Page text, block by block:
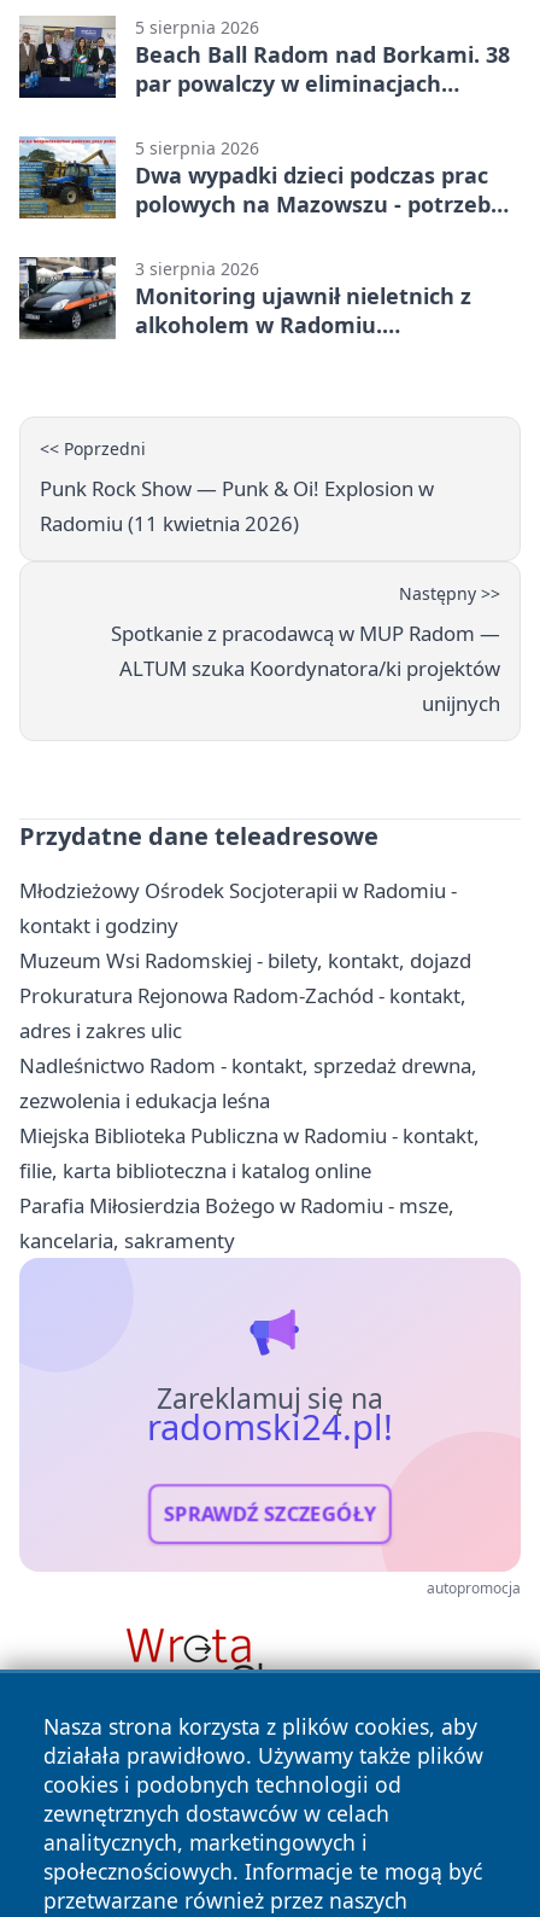
5 sierpnia 2026
Beach Ball Radom nad Borkami. 38
par powalczy w eliminacjach
5 sierpnia 2026
Dwa wypadki dzieci podczas prac
polowych na Mazowszu - potrzebna
3 sierpnia 2026
Monitoring ujawnił nieletnich z
alkoholem w Radomiu.
<< Poprzedni
Punk Rock Show — Punk & Oi! Explosion w
Radomiu (11 kwietnia 2026)
Następny >>
Spotkanie z pracodawcą w MUP Radom —
ALTUM szuka Koordynatora/ki projektów
unijnych
Przydatne dane teleadresowe
Młodzieżowy Ośrodek Socjoterapii w Radomiu -
kontakt i godziny
Muzeum Wsi Radomskiej - bilety, kontakt, dojazd
Prokuratura Rejonowa Radom-Zachód - kontakt,
adres i zakres ulic
Nadleśnictwo Radom - kontakt, sprzedaż drewna,
zezwolenia i edukacja leśna
Miejska Biblioteka Publiczna w Radomiu - kontakt,
filie, karta biblioteczna i katalog online
Parafia Miłosierdzia Bożego w Radomiu - msze,
kancelaria, sakramenty
Zareklamuj się na
radomski24.pl!
SPRAWDŹ SZCZEGÓŁY
autopromocja
Nasza strona korzysta z plików cookies, aby
działała prawidłowo. Używamy także plików
cookies i podobnych technologii od
zewnętrznych dostawców w celach
analitycznych, marketingowych i
społecznościowych. Informacje te mogą być
przetwarzane również przez naszych
Copyright © 2026 radomski24.pl Wszystkie prawa